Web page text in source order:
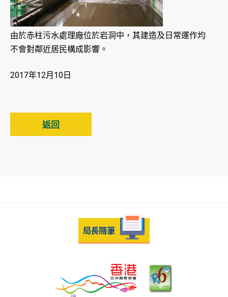
由於赤柱污水處理廠位於岩洞中，其建造及日常運作均
不會對鄰近居民構成影響。
2017年12月10日
返回